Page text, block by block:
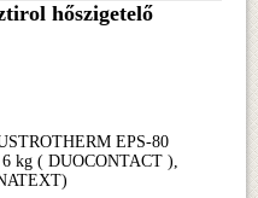
hőszigetelő
EPS-80
kg ( DUOCONTACT ),